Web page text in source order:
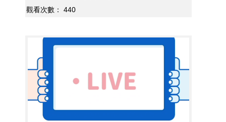
觀看次數：
440